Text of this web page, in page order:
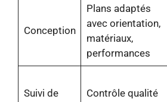
Conception
Plans adaptés
avec orientation,
matériaux,
performances
Suivi de
Contrôle qualité